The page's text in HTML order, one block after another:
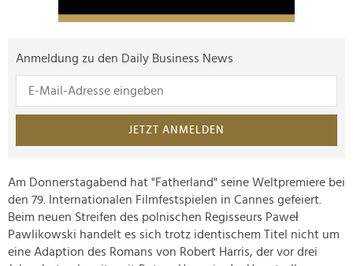
Anmeldung zu den Daily Business News
JETZT ANMELDEN
Am Donnerstagabend hat "Fatherland" seine Weltpremiere bei
den 79. Internationalen Filmfestspielen in Cannes gefeiert.
Beim neuen Streifen des polnischen Regisseurs Paweł
Pawlikowski handelt es sich trotz identischem Titel nicht um
eine Adaption des Romans von Robert Harris, der vor drei